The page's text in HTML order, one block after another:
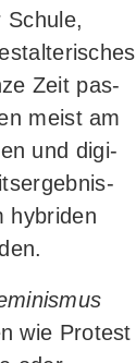
Schu­le,
Zeit pas­
meist am
und digi­
hybri­den
wie Pro­test